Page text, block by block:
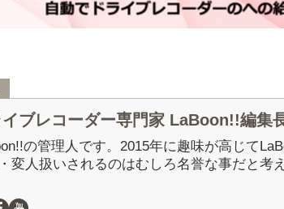
イブレコーダー専門家 LaBoon!!編集
の管理人です。2015年に趣味が高じて
変人扱いされるのはむしろ名誉な事だと考